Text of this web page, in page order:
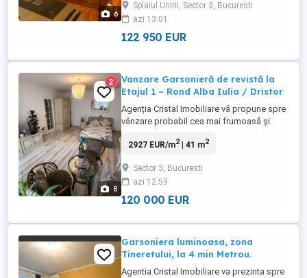
6
o panoramă deosebită, având vedere
directă către râul Dâmbovița, și se află la
doar 4 minute ...
Splaiul Unirii, Sector 3, Bucuresti
azi 13:01
122 950 EUR
8
2
Vanzare Garsonieră de revistă la
Etajul 1 – Rond Alba Iulia / Dristor
Agenția Cristal Imobiliare vă propune spre
vânzare probabil cea mai frumoasă și
zonă în ultima perioadă. Situată într-o
proprietatea se află într-un bloc de
garsoniere cu regim mic de înălțime (4
etaje). Configurație și Avantaje:
2927 EUR/m2| 41 m2
Sector 3, Bucuresti
azi 12:59
120 000 EUR
Garsoniera luminoasa, zona
Tineretului, la 4 min Metrou.
Agentia Cristal Imobiliare va prezinta spre